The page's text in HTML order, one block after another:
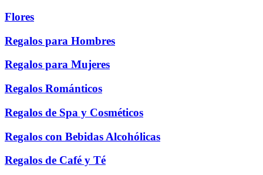
Flores
Regalos para Hombres
Regalos para Mujeres
Regalos Románticos
Regalos de Spa y Cosméticos
Regalos con Bebidas Alcohólicas
Regalos de Café y Té